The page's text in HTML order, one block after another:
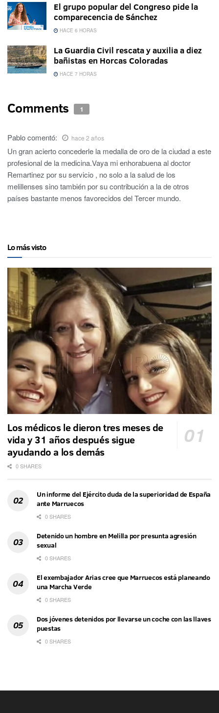
El grupo popular del Congreso pide la
comparecencia de Sánchez
HACE 6 HORAS
La Guardia Civil rescata y auxilia a diez
bañistas en Horcas Coloradas
HACE 7 HORAS
Comments 1
Pablocomentó: hace 2 años
Un gran acierto concederle la medalla de oro de la ciudad a este
profesional de la medicina.Vaya mi enhorabuena al doctor
Remartinez por su servicio , no solo a la salud de los
melillenses sino también por su contribución a la de otros
países bastante menos favorecidos del Tercer mundo.
Lo más visto
Los médicos le dieron tres meses de
vida y 31 años después sigue
ayudando a los demás
0 SHARES
Un informe del Ejército duda de la superioridad de España
ante Marruecos
0 SHARES
Detenido un hombre en Melilla por presunta agresión
sexual
0 SHARES
El exembajador Arias cree que Marruecos está planeando
una Marcha Verde
0 SHARES
Dos jóvenes detenidos por llevarse un coche con las llaves
puestas
0 SHARES